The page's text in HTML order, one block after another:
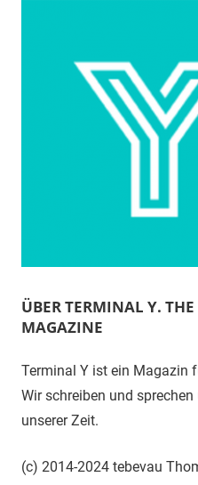
ÜBER TERMINAL Y.
MAGAZINE
Terminal Y ist ein Magazin
Wir schreiben und
unserer Zeit.
(c) 2014-2024 tebevau